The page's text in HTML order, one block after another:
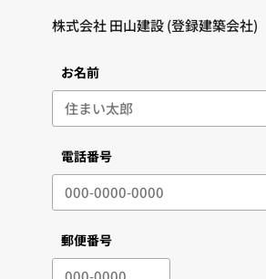
お名前
電話番号
郵便番号